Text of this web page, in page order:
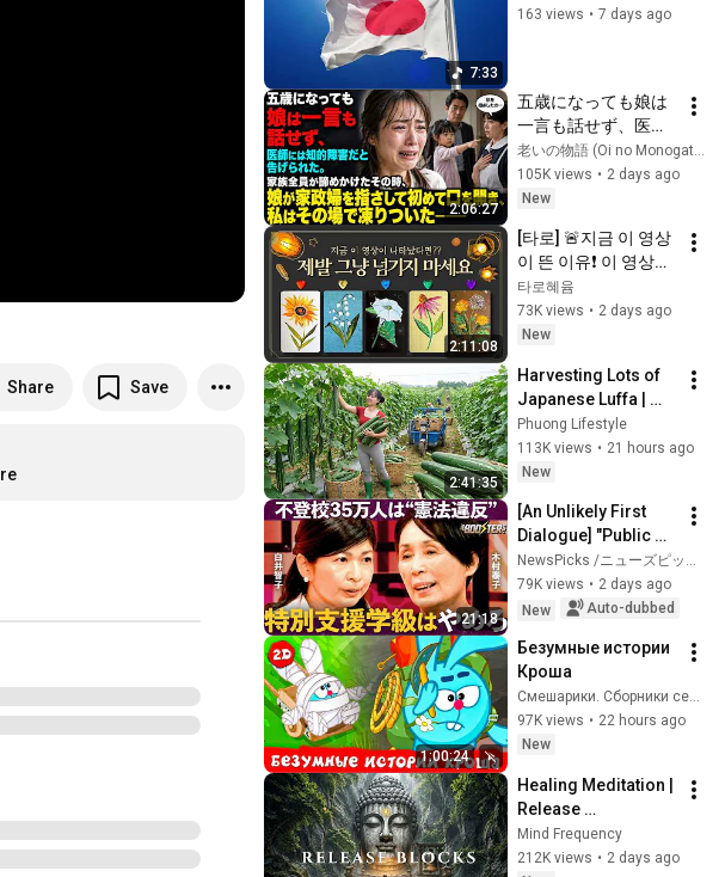
Share Save
7:33
163 views • 7 days ago
2:06:27
五歳になっても娘は
一言も話せず、医師
には知的障害だと告
げられた。家族全員
が諦めかけたその
さして初めて口を開
き、私はその場で凍
りついた――
老いの物語 (Oi no Monogatari)
105K views • 2 days ago
New
2:11:08
[타로] 🚨지금 이 영상
이 뜬 이유❗️ 이 영상이
나타났다면 제발 그냥
넘기지 마세요⚠️
(feat.이 메시지 무시
연이 아닙니다🚫금전•
일•학업•관계까지 몽
땅💥)
타로혜윰
73K views • 2 days ago
New
2:41:35
Harvesting Lots of
Japanese Luffa |
Taking Fresh Luffa
to the Countryside
Market
Phuong Lifestyle
113K views • 21 hours ago
New
21:18
[An Unlikely First
Dialogue] "Public
School vs. Free
School": Opposing
Reformers Clash /
NewsPicks /ニューズピックス
79K views • 2 days ago
New
Auto-dubbed
1:00:24
Безумные истории
Кроша
Смешарики. Сборники серий
97K views • 22 hours ago
New
Healing Meditation |
Release
Subconscious
Blocks, Cleanse
Mind Frequency
212K views • 2 days ago